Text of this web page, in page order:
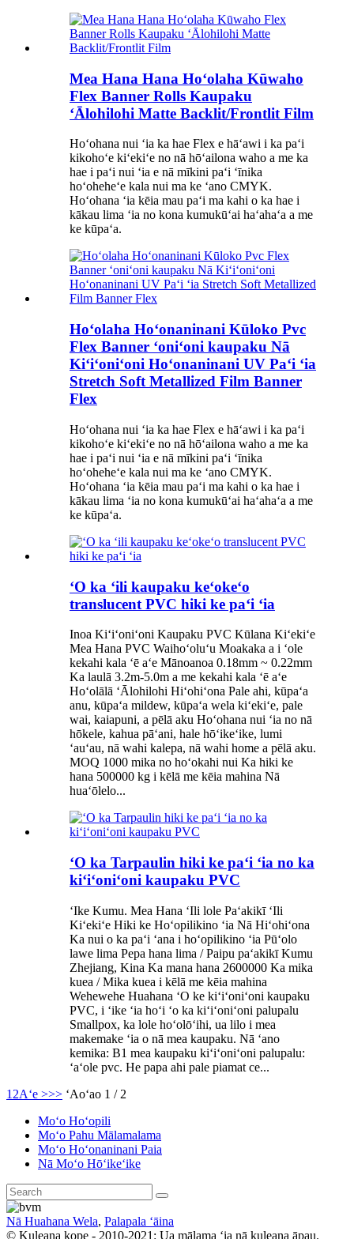
Mea Hana Hana Hoʻolaha Kūwaho
Flex Banner Rolls Kaupaku
ʻĀlohilohi Matte Backlit/Frontlit Film
Hoʻohana nui ʻia ka hae Flex e hāʻawi i ka paʻi
kikohoʻe kiʻekiʻe no nā hōʻailona waho a me ka
hae i paʻi nui ʻia e nā mīkini paʻi ʻīnika
hoʻoheheʻe kala nui ma ke ʻano CMYK.
Hoʻohana ʻia kēia mau paʻi ma kahi o ka hae i
kākau lima ʻia no kona kumukūʻai haʻahaʻa a me
ke kūpaʻa.
Hoʻolaha Hoʻonaninani Kūloko Pvc
Flex Banner ʻoniʻoni kaupaku Nā
Kiʻiʻoniʻoni Hoʻonaninani UV Paʻi ʻia
Stretch Soft Metallized Film Banner
Flex
Hoʻohana nui ʻia ka hae Flex e hāʻawi i ka paʻi
kikohoʻe kiʻekiʻe no nā hōʻailona waho a me ka
hae i paʻi nui ʻia e nā mīkini paʻi ʻīnika
hoʻoheheʻe kala nui ma ke ʻano CMYK.
Hoʻohana ʻia kēia mau paʻi ma kahi o ka hae i
kākau lima ʻia no kona kumukūʻai haʻahaʻa a me
ke kūpaʻa.
ʻO ka ʻili kaupaku keʻokeʻo
translucent PVC hiki ke paʻi ʻia
Inoa Kiʻiʻoniʻoni Kaupaku PVC Kūlana Kiʻekiʻe
Mea Hana PVC Waihoʻoluʻu Moakaka a i ʻole
kekahi kala ʻē aʻe Mānoanoa 0.18mm ~ 0.22mm
Ka laulā 3.2m-5.0m a me kekahi kala ʻē aʻe
Hoʻolālā ʻĀlohilohi Hiʻohiʻona Pale ahi, kūpaʻa
anu, kūpaʻa mildew, kūpaʻa wela kiʻekiʻe, pale
wai, kaiapuni, a pēlā aku Hoʻohana nui ʻia no nā
hōkele, kahua pāʻani, hale hōʻikeʻike, lumi
ʻauʻau, nā wahi kalepa, nā wahi home a pēlā aku.
MOQ 1000 mika no hoʻokahi nui Ka hiki ke
hana 500000 kg i kēlā me kēia mahina Nā
huaʻōlelo...
ʻO ka Tarpaulin hiki ke paʻi ʻia no ka
kiʻiʻoniʻoni kaupaku PVC
ʻIke Kumu. Mea Hana ʻIli lole Paʻakikī ʻIli
Kiʻekiʻe Hiki ke Hoʻopilikino ʻia Nā Hiʻohiʻona
Ka nui o ka paʻi ʻana i hoʻopilikino ʻia Pūʻolo
lawe lima Pepa hana lima / Paipu paʻakikī Kumu
Zhejiang, Kina Ka mana hana 2600000 Ka mika
kuea / Mika kuea i kēlā me kēia mahina
Wehewehe Huahana ʻO ke kiʻiʻoniʻoni kaupaku
PVC, i ʻike ʻia hoʻi ʻo ka kiʻiʻoniʻoni palupalu
Smallpox, ka lole hoʻolōʻihi, ua lilo i mea
makemake ʻia o nā mea kaupaku. Nā ʻano
kemika: B1 mea kaupaku kiʻiʻoniʻoni palupalu:
ʻaʻole pvc. He papa ahi pale piamat ce...
1 2Aʻe >>> ʻAoʻao 1 / 2
Moʻo Hoʻopili
Moʻo Pahu Mālamalama
Moʻo Hoʻonaninani Paia
Nā Moʻo Hōʻikeʻike
Nā Huahana Wela, Palapala ʻāina
© Kuleana kope - 2010-2021: Ua mālama ʻia nā kuleana āpau.